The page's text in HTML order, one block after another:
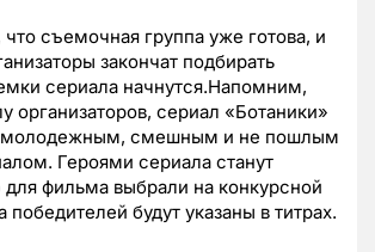
съемочная группа уже готова, и
закончат подбирать
сериала начнутся.Напомним,
организаторов, сериал «Ботаники»
молодежным, смешным и не пошлым
Героями сериала станут
фильма выбрали на конкурсной
будут указаны в титрах.